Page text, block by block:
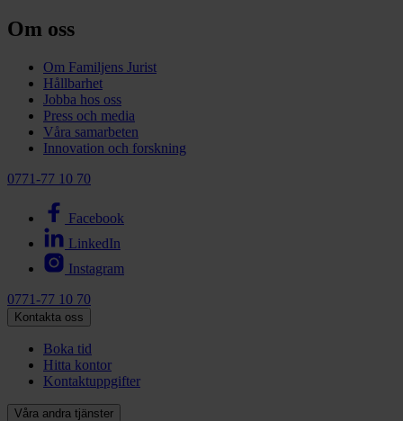
Om oss
Om Familjens Jurist
Hållbarhet
Jobba hos oss
Press och media
Våra samarbeten
Innovation och forskning
0771-77 10 70
Facebook
LinkedIn
Instagram
0771-77 10 70
Kontakta oss
Boka tid
Hitta kontor
Kontaktuppgifter
Våra andra tjänster